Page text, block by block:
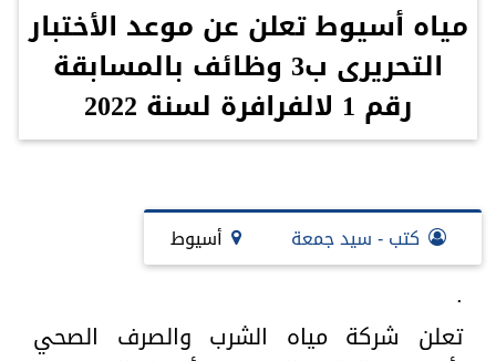
مياه أسيوط تعلن عن موعد الأختبار
التحريرى ب3 وظائف بالمسابقة
رقم 1 لالفرافرة لسنة 2022
كتب - سيد جمعة أسيوط
.
تعلن شركة مياه الشرب والصرف الصحي